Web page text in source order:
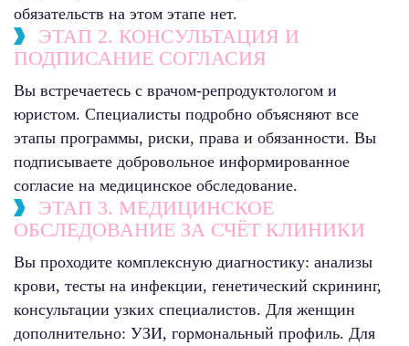
обязательств на этом этапе нет.
ЭТАП 2. КОНСУЛЬТАЦИЯ И
ПОДПИСАНИЕ СОГЛАСИЯ
Вы встречаетесь с врачом-репродуктологом и
юристом. Специалисты подробно объясняют все
этапы программы, риски, права и обязанности. Вы
подписываете добровольное информированное
согласие на медицинское обследование.
ЭТАП 3. МЕДИЦИНСКОЕ
ОБСЛЕДОВАНИЕ ЗА СЧЁТ КЛИНИКИ
Вы проходите комплексную диагностику: анализы
крови, тесты на инфекции, генетический скрининг,
консультации узких специалистов. Для женщин
дополнительно: УЗИ, гормональный профиль. Для